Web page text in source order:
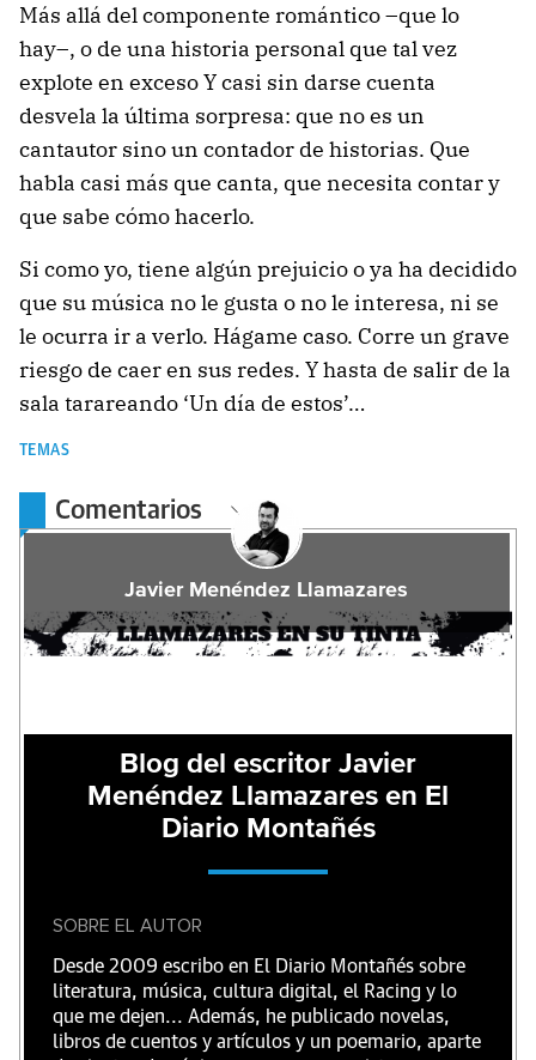
Más allá del componente romántico –que lo
hay–, o de una historia personal que tal vez
explote en exceso Y casi sin darse cuenta
desvela la última sorpresa: que no es un
cantautor sino un contador de historias. Que
habla casi más que canta, que necesita contar y
que sabe cómo hacerlo.
Si como yo, tiene algún prejuicio o ya ha decidido
que su música no le gusta o no le interesa, ni se
le ocurra ir a verlo. Hágame caso. Corre un grave
riesgo de caer en sus redes. Y hasta de salir de la
sala tarareando ‘Un día de estos’…
TEMAS
Comentarios
Javier Menéndez Llamazares
Blog del escritor Javier
Menéndez Llamazares en El
Diario Montañés
SOBRE EL AUTOR
Desde 2009 escribo en El Diario Montañés sobre
literatura, música, cultura digital, el Racing y lo
que me dejen... Además, he publicado novelas,
libros de cuentos y artículos y un poemario, aparte